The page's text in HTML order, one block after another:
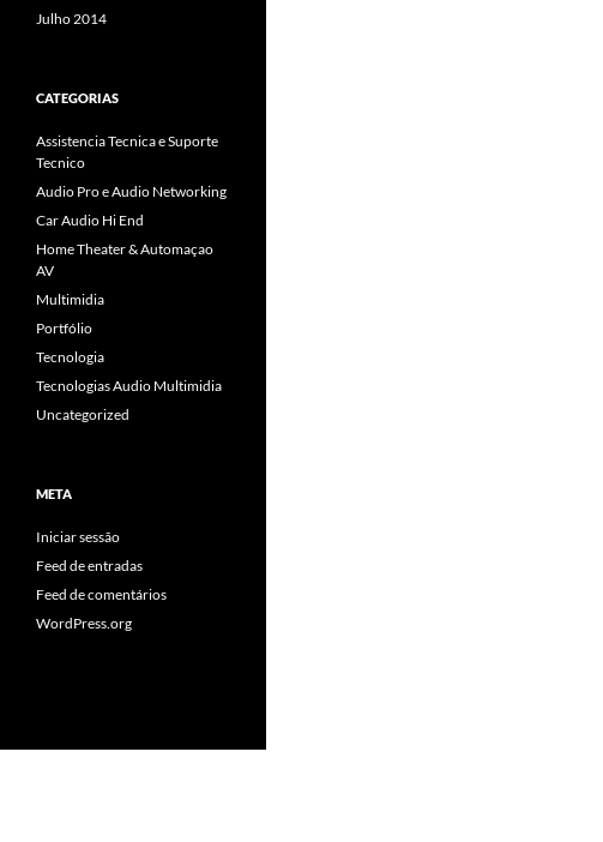
Julho 2014
CATEGORIAS
Assistencia Tecnica e Suporte
Tecnico
Audio Pro e Audio Networking
Car Audio Hi End
Home Theater & Automaçao
AV
Multimidia
Portfólio
Tecnologia
Tecnologias Audio Multimidia
Uncategorized
META
Iniciar sessão
Feed de entradas
Feed de comentários
WordPress.org